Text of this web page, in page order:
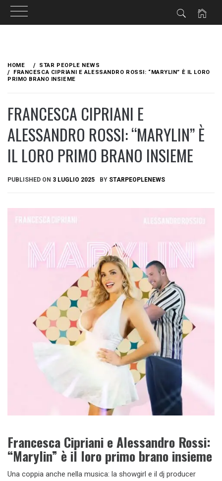
content
HOME
STAR PEOPLE NEWS
FRANCESCA CIPRIANI E ALESSANDRO ROSSI: “MARYLIN” È IL LORO
PRIMO BRANO INSIEME
FRANCESCA CIPRIANI E
ALESSANDRO ROSSI: “MARYLIN” È
IL LORO PRIMO BRANO INSIEME
PUBLISHED ON 3 LUGLIO 2025 BY STARPEOPLENEWS
Francesca Cipriani e Alessandro Rossi:
“Marylin” è il loro primo brano insieme
Una coppia anche nella musica: la showgirl e il dj producer